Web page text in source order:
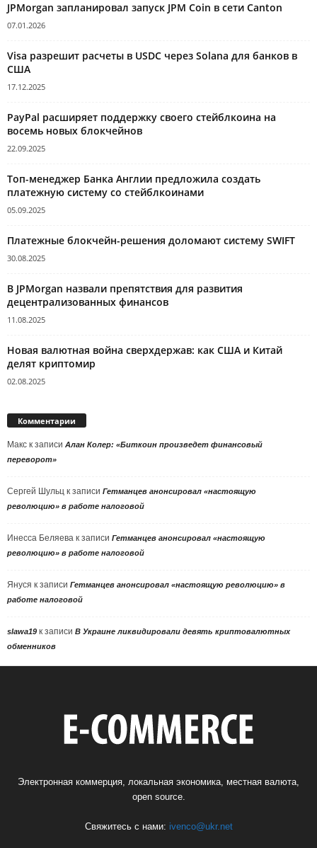
JPMorgan запланировал запуск JPM Coin в сети Canton
07.01.2026
Visa разрешит расчеты в USDC через Solana для банков в
США
17.12.2025
PayPal расширяет поддержку своего стейблкоина на
восемь новых блокчейнов
22.09.2025
Топ-менеджер Банка Англии предложила создать
платежную систему со стейблкоинами
05.09.2025
Платежные блокчейн-решения доломают систему SWIFT
30.08.2025
В JPMorgan назвали препятствия для развития
децентрализованных финансов
11.08.2025
Новая валютная война сверхдержав: как США и Китай
делят криптомир
02.08.2025
Комментарии
Макс к записи Алан Колер: «Биткоин произведет финансовый
переворот»
Сергей Шульц к записи Гетманцев анонсировал «настоящую
революцию» в работе налоговой
Инесса Беляева к записи Гетманцев анонсировал «настоящую
революцию» в работе налоговой
Януся к записи Гетманцев анонсировал «настоящую революцию» в
работе налоговой
slawa19 к записи В Украине ликвидировали девять криптовалютных
обменников
Электронная коммерция, локальная экономика, местная валюта,
open source.
Свяжитесь с нами: ivenco@ukr.net